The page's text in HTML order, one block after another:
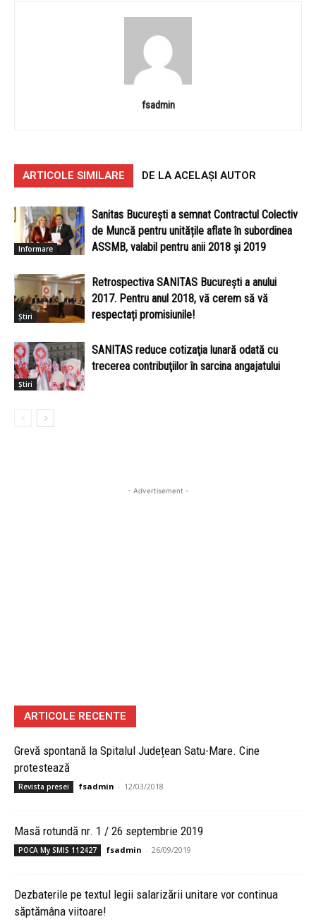
fsadmin
ARTICOLE SIMILARE DE LA ACELAȘI AUTOR
Informare
Sanitas București a semnat Contractul Colectiv
de Muncă pentru unitățile aflate în subordinea
ASSMB, valabil pentru anii 2018 și 2019
Știri
Retrospectiva SANITAS București a anului
2017. Pentru anul 2018, vă cerem să vă
respectați promisiunile!
Știri
SANITAS reduce cotizaţia lunară odată cu
trecerea contribuţiilor în sarcina angajatului
- Advertisement -
ARTICOLE RECENTE
Grevă spontană la Spitalul Județean Satu-Mare. Cine
protestează
Revista presei fsadmin - 12/03/2018
Masă rotundă nr. 1 / 26 septembrie 2019
POCA My SMIS 112427 fsadmin - 26/09/2019
Dezbaterile pe textul legii salarizării unitare vor continua
săptămâna viitoare!